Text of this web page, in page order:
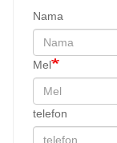
Nama
Mel
telefon